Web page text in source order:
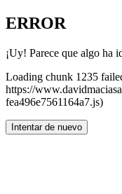
ERROR
¡Uy! Parece que algo ha
Loading chunk 1235
https://
fea496e7561164a7.js)
Intentar de nuevo